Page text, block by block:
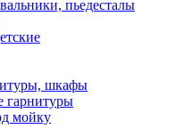
пьедесталы
шкафы
гарнитуры
мойку